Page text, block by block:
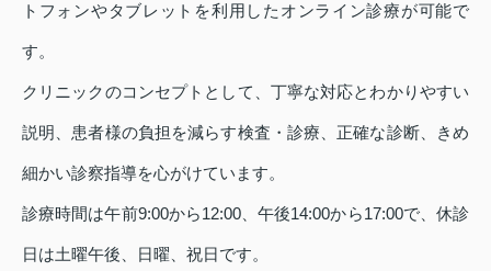
トフォンやタブレットを利用したオンライン診療が可能で
す。
クリニックのコンセプトとして、丁寧な対応とわかりやすい
説明、患者様の負担を減らす検査・診療、正確な診断、きめ
細かい診察指導を心がけています。
診療時間は午前9:00から12:00、午後14:00から17:00で、休診
日は土曜午後、日曜、祝日です。